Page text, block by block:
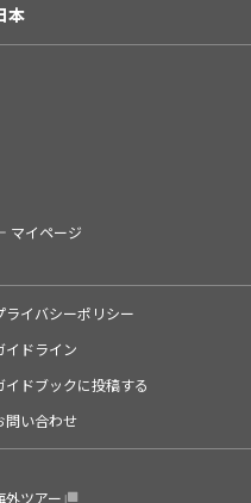
本
マイページ
ライバシーポリシー
イドライン
イドブックに投稿する
問い合わせ
外ツアー